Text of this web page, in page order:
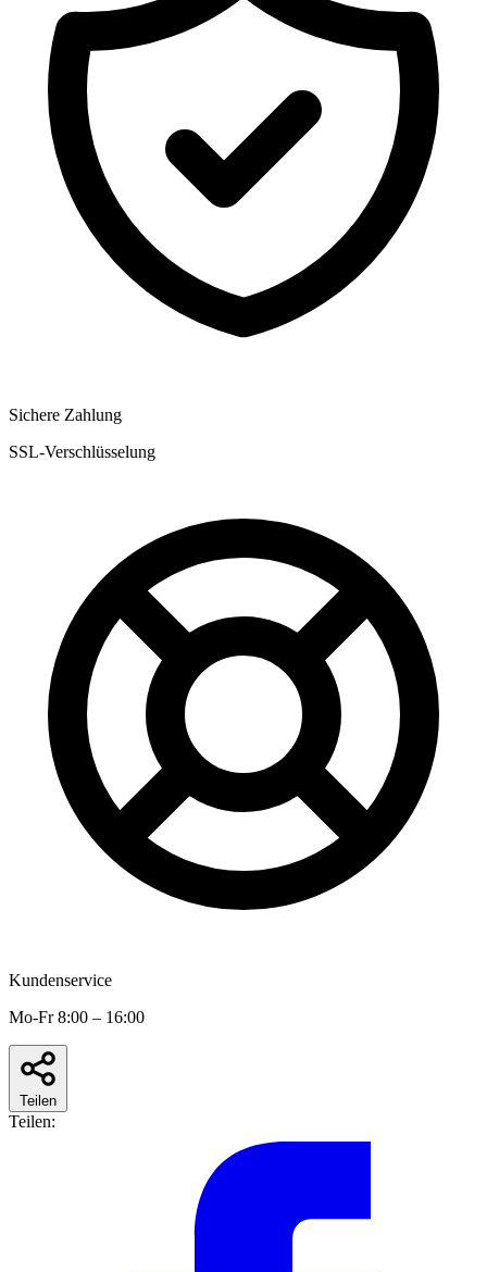
Sichere Zahlung
SSL-Verschlüsselung
Kundenservice
Mo-Fr 8:00 – 16:00
Teilen
Teilen: